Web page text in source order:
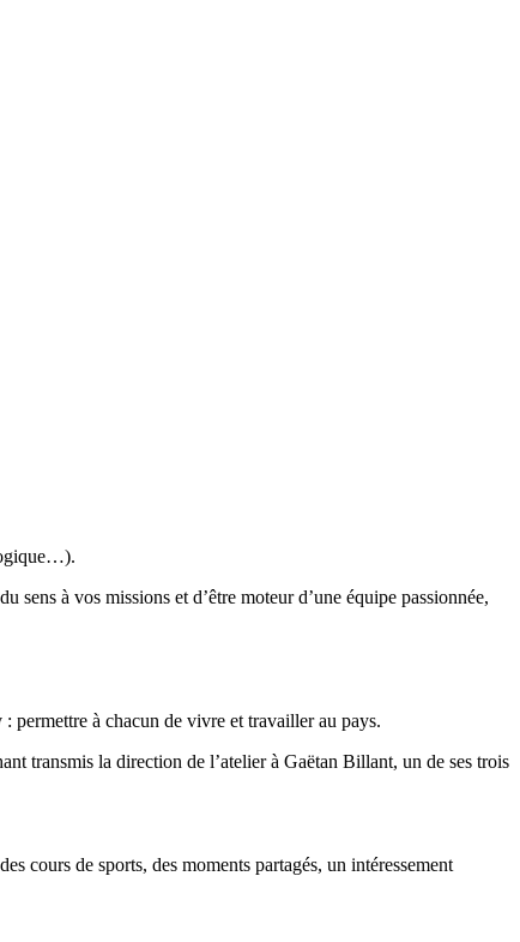
sens à vos missions et d’être moteur d’une équipe passionnée,
permettre à chacun de vivre et travailler au pays.
transmis la direction de l’atelier à Gaëtan Billant, un de ses trois
cours de sports, des moments partagés, un intéressement